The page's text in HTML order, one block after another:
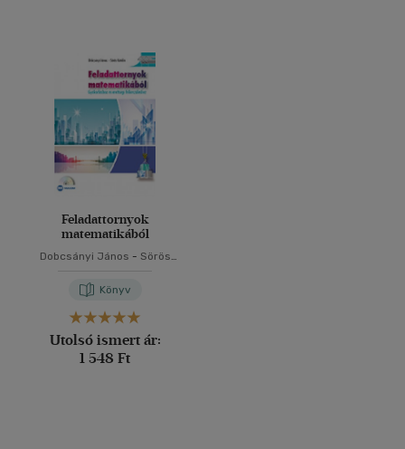
Feladattornyok
matematikából
Dobcsányi János - Sörös
Könyv
Utolsó ismert ár:
1 548 Ft